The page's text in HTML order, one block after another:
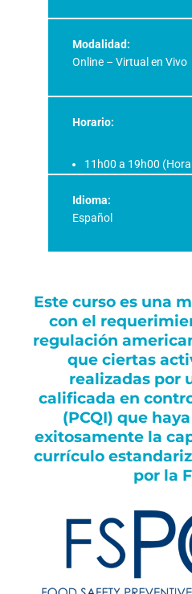
Modalidad:
Online – Virtual en Vivo
Horario:
11h00 a 19h00
Idioma:
Español
Este curso es una
con el
regulación
que ciertas
realizadas por
calificada en
(PCQI) que
exitosamente la
currículo
por la